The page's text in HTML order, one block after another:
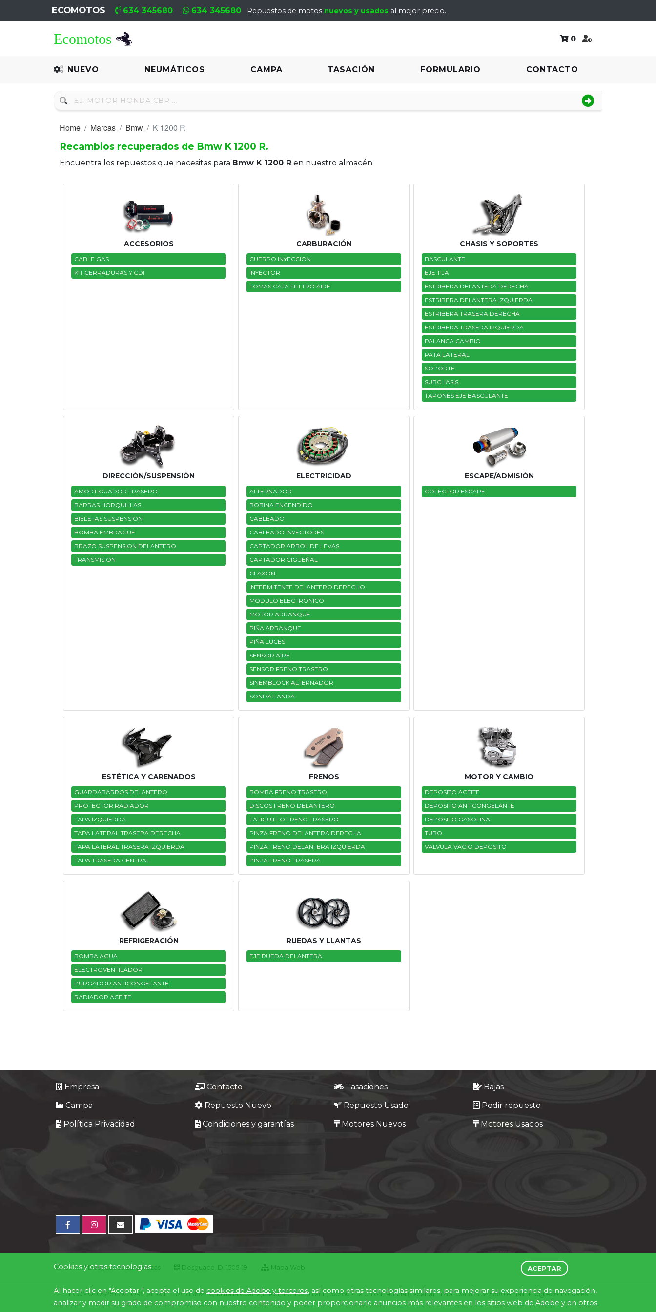
ECOMOTOS 634 345680 634 345680 Repuestos de motos nuevos y usados al mejor precio.
0
NUEVO NEUMÁTICOS CAMPA TASACIÓN FORMULARIO CONTACTO
Recambio
Neumáticos
Motores
Formulario
Home Marcas Bmw
K 1200 R
Recambios recuperados de Bmw K 1200 R.
Encuentra los repuestos que necesitas para Bmw K 1200 R en nuestro almacén.
ACCESORIOS
CABLE GAS
KIT CERRADURAS Y CDI
CARBURACIÓN
CUERPO INYECCION
INYECTOR
TOMAS CAJA FILLTRO AIRE
CHASIS Y SOPORTES
BASCULANTE
EJE TIJA
ESTRIBERA DELANTERA DERECHA
ESTRIBERA DELANTERA IZQUIERDA
ESTRIBERA TRASERA DERECHA
ESTRIBERA TRASERA IZQUIERDA
PALANCA CAMBIO
PATA LATERAL
SOPORTE
SUBCHASIS
TAPONES EJE BASCULANTE
DIRECCIÓN/SUSPENSIÓN
AMORTIGUADOR TRASERO
BARRAS HORQUILLAS
BIELETAS SUSPENSION
BOMBA EMBRAGUE
BRAZO SUSPENSION DELANTERO
TRANSMISION
ELECTRICIDAD
ALTERNADOR
BOBINA ENCENDIDO
CABLEADO
CABLEADO INYECTORES
CAPTADOR ARBOL DE LEVAS
CAPTADOR CIGUEÑAL
CLAXON
INTERMITENTE DELANTERO DERECHO
MODULO ELECTRONICO
MOTOR ARRANQUE
PIÑA ARRANQUE
PIÑA LUCES
SENSOR AIRE
SENSOR FRENO TRASERO
SINEMBLOCK ALTERNADOR
SONDA LANDA
ESCAPE/ADMISIÓN
COLECTOR ESCAPE
ESTÉTICA Y CARENADOS
GUARDABARROS DELANTERO
PROTECTOR RADIADOR
TAPA IZQUIERDA
TAPA LATERAL TRASERA DERECHA
TAPA LATERAL TRASERA IZQUIERDA
TAPA TRASERA CENTRAL
FRENOS
BOMBA FRENO TRASERO
DISCOS FRENO DELANTERO
LATIGUILLO FRENO TRASERO
PINZA FRENO DELANTERA DERECHA
PINZA FRENO DELANTERA IZQUIERDA
PINZA FRENO TRASERA
MOTOR Y CAMBIO
DEPOSITO ACEITE
DEPOSITO ANTICONGELANTE
DEPOSITO GASOLINA
TUBO
VALVULA VACIO DEPOSITO
REFRIGERACIÓN
BOMBA AGUA
ELECTROVENTILADOR
PURGADOR ANTICONGELANTE
RADIADOR ACEITE
RUEDAS Y LLANTAS
EJE RUEDA DELANTERA
Empresa Contacto Tasaciones
Bajas
Campa
Repuesto Nuevo Repuesto Usado
Pedir repuesto
Política Privacidad
Condiciones y garantías Motores Nuevos Motores Usados
Central Desguaces Europiezas Desguace ID. 1505-19 Mapa Web
ECOMOTOS25 FACTORY SL - CIF: B70713664. C/ Mina la Cuarta,12 Pol. Ind. Lo Bolarín, 30360 - La Union, Murcia (España). Tlfno. +34 634 345680 email: info@ecomotos.es
Cookies y otras tecnologías ACEPTAR
Al hacer clic en "Aceptar ", acepta el uso de cookies de Adobe y terceros, así como otras tecnologías similares, para mejorar su experiencia de navegación,
analizar y medir su grado de compromiso con nuestro contenido y poder proporcionarle anuncios más relevantes en los sitios web de Adobe y en otros.